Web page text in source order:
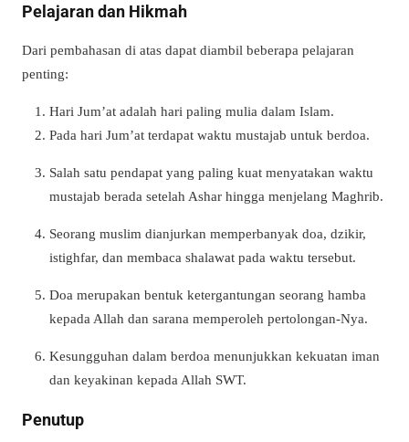
Pelajaran dan Hikmah
Dari pembahasan di atas dapat diambil beberapa pelajaran
penting:
Hari Jum’at adalah hari paling mulia dalam Islam.
Pada hari Jum’at terdapat waktu mustajab untuk berdoa.
Salah satu pendapat yang paling kuat menyatakan waktu
mustajab berada setelah Ashar hingga menjelang Maghrib.
Seorang muslim dianjurkan memperbanyak doa, dzikir,
istighfar, dan membaca shalawat pada waktu tersebut.
Doa merupakan bentuk ketergantungan seorang hamba
kepada Allah dan sarana memperoleh pertolongan-Nya.
Kesungguhan dalam berdoa menunjukkan kekuatan iman
dan keyakinan kepada Allah SWT.
Penutup